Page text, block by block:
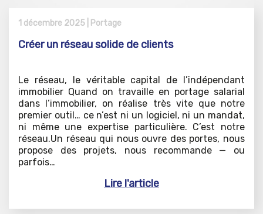
1 décembre 2025 | Portage
Créer un réseau solide de clients
Le réseau, le véritable capital de l’indépendant
immobilier Quand on travaille en portage salarial
dans l’immobilier, on réalise très vite que notre
premier outil… ce n’est ni un logiciel, ni un mandat,
ni même une expertise particulière. C’est notre
réseau.Un réseau qui nous ouvre des portes, nous
propose des projets, nous recommande — ou
parfois…
Lire l'article